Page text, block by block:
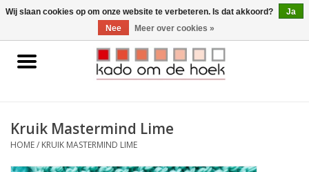
0 Artikelen - €0,00
Home
Gadgets
Kruik Mastermind Lime
HOME/ KRUIK MASTERMIND LIME
Wij slaan cookies op om onze website te verbeteren. Is dat akkoord?
Ja
Nee
Meer over cookies »